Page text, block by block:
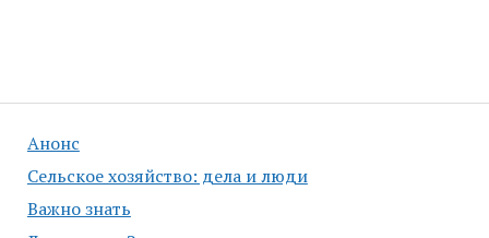
Анонс
Сельское хозяйство: дела и люди
Важно знать